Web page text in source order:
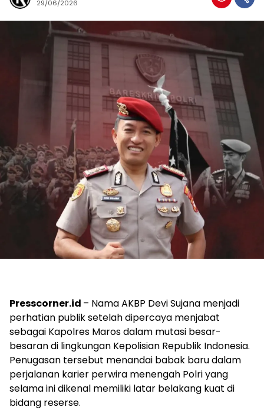
29/06/2026
Presscorner.id – Nama AKBP Devi Sujana menjadi
perhatian publik setelah dipercaya menjabat
sebagai Kapolres Maros dalam mutasi besar-
besaran di lingkungan Kepolisian Republik Indonesia.
Penugasan tersebut menandai babak baru dalam
perjalanan karier perwira menengah Polri yang
selama ini dikenal memiliki latar belakang kuat di
bidang reserse.